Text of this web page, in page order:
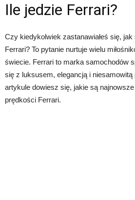
Ile jedzie Ferrari?
Czy kiedykolwiek zastanawiałeś się,
Ferrari? To pytanie nurtuje wielu
świecie. Ferrari to marka samochodów
się z luksusem, elegancją i
artykule dowiesz się, jakie są
prędkości Ferrari.